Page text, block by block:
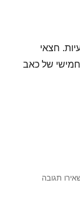
חצאי
ק"מ. אין יום חמישי של כאב
תגובה